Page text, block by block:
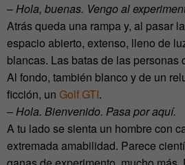
–Hola, buenas. Vengo al
Atrás queda una rampa y, al pasar
espacio abierto, extenso, lleno de
blancas. Las batas de las personas
Al fondo, también blanco y de un
ficción, un Golf GTI.
–Hola. Bienvenido. Pasa por aquí.
A tu lado se sienta un hombre con
extremada amabilidad. Parece